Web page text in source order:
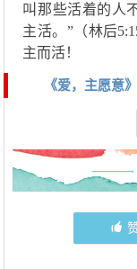
叫那些活着的人
主活。”（林后
主而活！
《爱，主愿意》